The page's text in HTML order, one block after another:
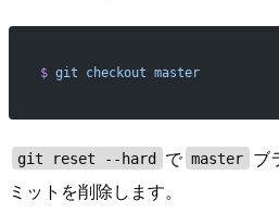
$ git checkout master
git reset --hard で master
ブ
ミットを削除します。